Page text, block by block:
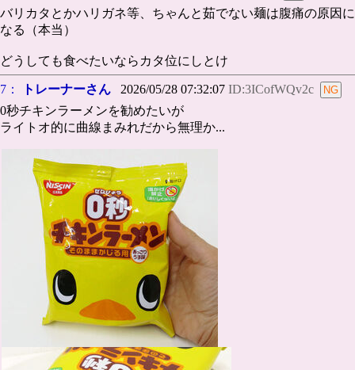
バリカタとかハリガネ等、ちゃんと茹でない麺は腹痛の原因に
なる（本当）
どうしても食べたいならカタ位にしとけ
7： トレーナーさん 2026/05/28 07:32:07 ID:3ICofWQv2c
0秒チキンラーメンを勧めたいが
ライトオ的に曲線まみれだから無理か...